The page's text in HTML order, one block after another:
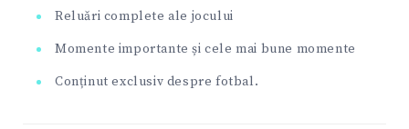
Reluări complete ale jocului
Momente importante și cele mai bune momente
Conținut exclusiv despre fotbal.